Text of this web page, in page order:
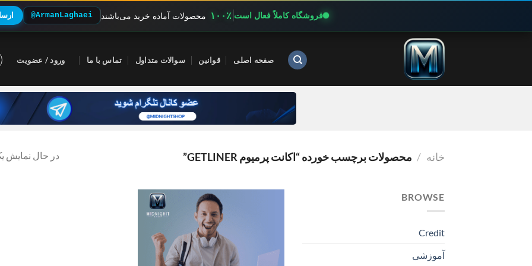
فروشگاه کاملاً فعال است ۱۰۰٪ محصولات آماده خرید می‌باشند @ArmanLaghaei
صفحه اصلی قوانین سوالات متداول تماس با ما ورود / عضویت
خانه / محصولات برچسب خورده “اکانت پرمیوم GETLINER” در حال نمایش
BROWSE
Credit
آموزشی